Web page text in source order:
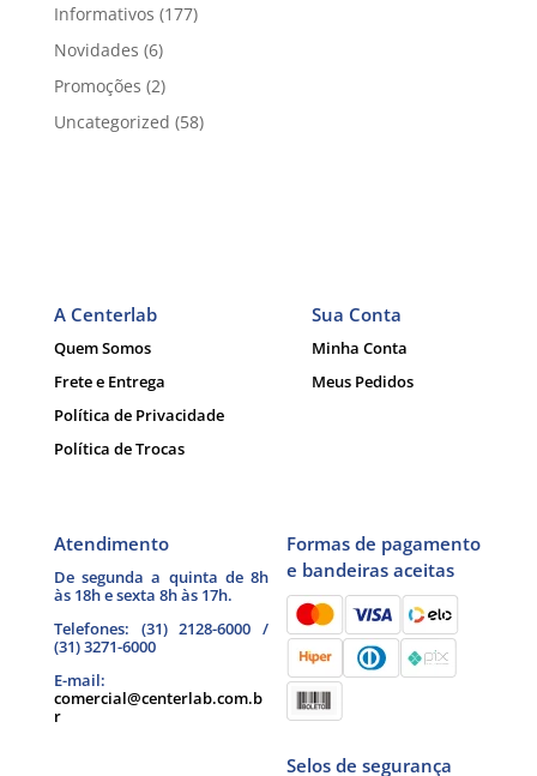
Informativos (177)
Novidades (6)
Promoções (2)
Uncategorized (58)
A Centerlab
Quem Somos
Frete e Entrega
Política de Privacidade
Política de Trocas
Sua Conta
Minha Conta
Meus Pedidos
Atendimento
De segunda a quinta de 8h
às 18h e sexta 8h às 17h.
Telefones: (31) 2128-6000 /
(31) 3271-6000
E-mail:
comercial@centerlab.com.b
r
Formas de pagamento
e bandeiras aceitas
Selos de segurança